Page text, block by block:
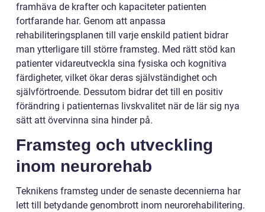
framhäva de krafter och kapaciteter patienten
fortfarande har. Genom att anpassa
rehabiliteringsplanen till varje enskild patient bidrar
man ytterligare till större framsteg. Med rätt stöd kan
patienter vidareutveckla sina fysiska och kognitiva
färdigheter, vilket ökar deras självständighet och
självförtroende. Dessutom bidrar det till en positiv
förändring i patienternas livskvalitet när de lär sig nya
sätt att övervinna sina hinder på.
Framsteg och utveckling
inom neurorehab
Teknikens framsteg under de senaste decennierna har
lett till betydande genombrott inom neurorehabilitering.